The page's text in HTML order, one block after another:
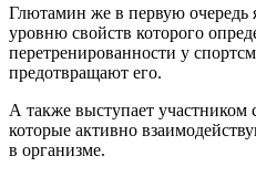
Глютамин же в первую очередь
уровню свойств которого
перетренированности у
предотвращают его.
А также выступает участником
которые активно
в организме.